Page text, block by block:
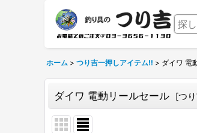
ホーム > つり吉一押しアイテム!! > ダイワ 電
ダイワ 電動リールセール [つ